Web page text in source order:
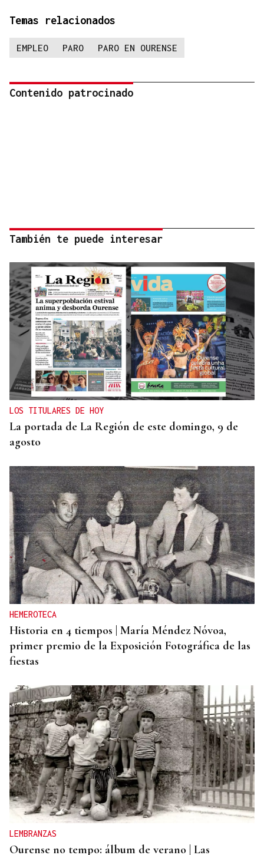
Temas relacionados
EMPLEO PARO PARO EN OURENSE
Contenido patrocinado
También te puede interesar
LOS TITULARES DE HOY
La portada de La Región de este domingo, 9 de
agosto
HEMEROTECA
Historia en 4 tiempos | María Méndez Nóvoa,
primer premio de la Exposición Fotográfica de las
fiestas
LEMBRANZAS
Ourense no tempo: álbum de verano | Las